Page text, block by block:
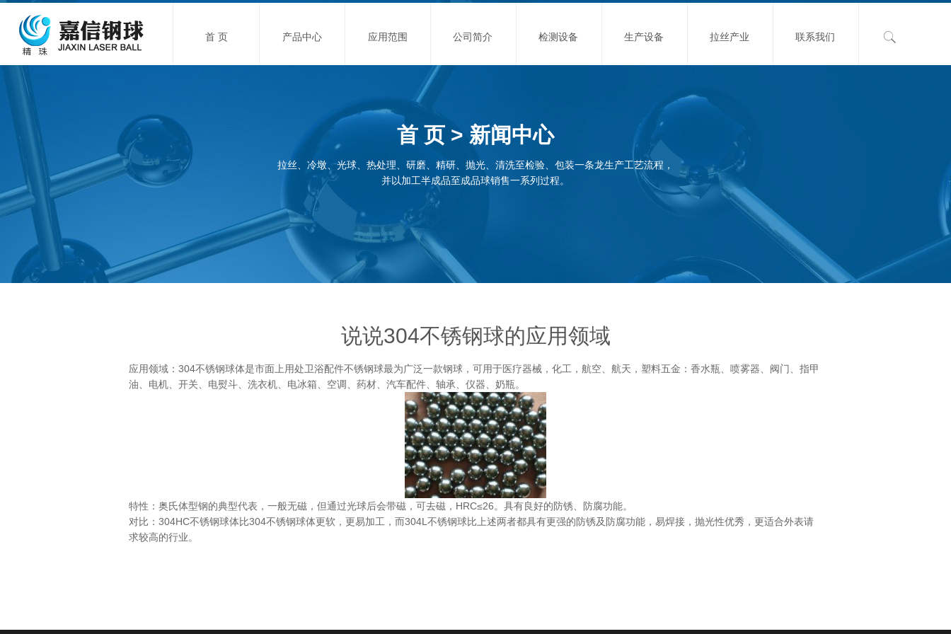
首 页 产品中心 应用范围 公司简介 检测设备 生产设备 拉丝产业 联系我们
首 页 > 新闻中心
拉丝、冷墩、光球、热处理、研磨、精研、抛光、清洗至检验、包装一条龙生产工艺流程，
并以加工半成品至成品球销售一系列过程。
说说304不锈钢球的应用领域
应用领域：304不锈钢球体是市面上用处卫浴配件不锈钢球最为广泛一款钢球，可用于医疗器械，化工，航空、航天，塑料五金：香水瓶、喷雾器、阀门、指甲
油、电机、开关、电熨斗、洗衣机、电冰箱、空调、药材、汽车配件、轴承、仪器、奶瓶。
特性：奥氏体型钢的典型代表，一般无磁，但通过光球后会带磁，可去磁，HRC≤26。具有良好的防锈、防腐功能。
对比：304HC不锈钢球体比304不锈钢球体更软，更易加工，而304L不锈钢球比上述两者都具有更强的防锈及防腐功能，易焊接，抛光性优秀，更适合外表请
求较高的行业。